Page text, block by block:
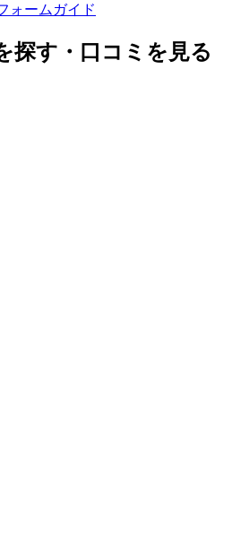
ォームガイド
探す・口コミを見る